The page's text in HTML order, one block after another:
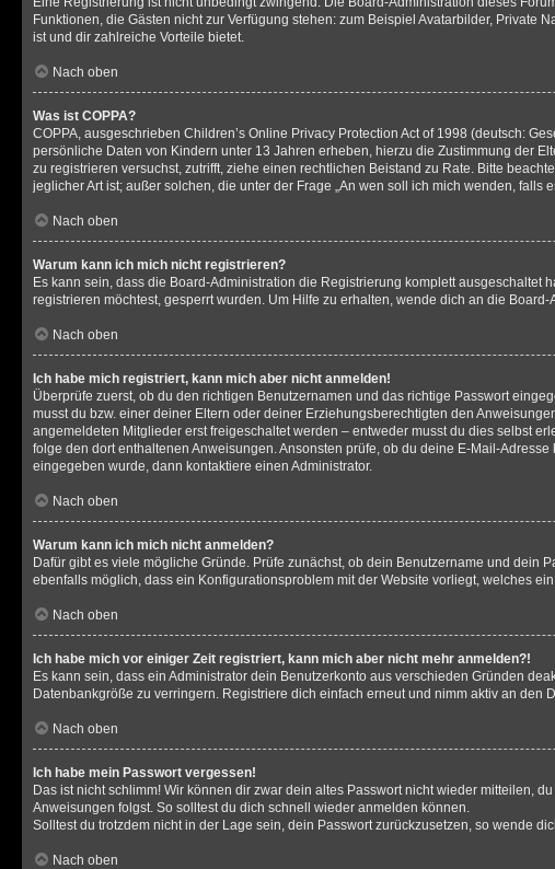
Funktionen, die Gästen nicht zur Verfügung stehen: zum Beispiel Avatarbilder,
ist und dir zahlreiche Vorteile bietet.
Nach oben
Was ist COPPA?
COPPA, ausgeschrieben Children’s Online Privacy Protection Act of 1998 (deutsch:
persönliche Daten von Kindern unter 13 Jahren erheben, hierzu die Zustimmung der
zu registrieren versuchst, zutrifft, ziehe einen rechtlichen Beistand zu Rate. Bitte
jeglicher Art ist; außer solchen, die unter der Frage „An wen soll ich mich wenden,
Nach oben
Warum kann ich mich nicht registrieren?
Es kann sein, dass die Board-Administration die Registrierung komplett
registrieren möchtest, gesperrt wurden. Um Hilfe zu erhalten, wende dich an die Board-
Nach oben
Ich habe mich registriert, kann mich aber nicht anmelden!
Überprüfe zuerst, ob du den richtigen Benutzernamen und das richtige Passwort
musst du bzw. einer deiner Eltern oder deiner Erziehungsberechtigten den
angemeldeten Mitglieder erst freigeschaltet werden – entweder musst du dies selbst
folge den dort enthaltenen Anweisungen. Ansonsten prüfe, ob du deine E-Mail-
eingegeben wurde, dann kontaktiere einen Administrator.
Nach oben
Warum kann ich mich nicht anmelden?
Dafür gibt es viele mögliche Gründe. Prüfe zunächst, ob dein Benutzername und dein
ebenfalls möglich, dass ein Konfigurationsproblem mit der Website vorliegt, welches
Nach oben
Ich habe mich vor einiger Zeit registriert, kann mich aber nicht mehr anmelden?!
Es kann sein, dass ein Administrator dein Benutzerkonto aus verschieden Gründen
Datenbankgröße zu verringern. Registriere dich einfach erneut und nimm aktiv an den
Nach oben
Ich habe mein Passwort vergessen!
Das ist nicht schlimm! Wir können dir zwar dein altes Passwort nicht wieder mitteilen,
Anweisungen folgst. So solltest du dich schnell wieder anmelden können.
Solltest du trotzdem nicht in der Lage sein, dein Passwort zurückzusetzen, so wende
Nach oben